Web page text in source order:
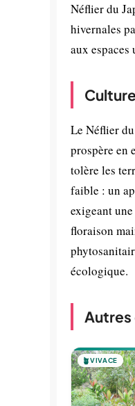
Néflier du
hivernales
aux
Le Néflier
prospère en
tolère les
faible : un
exigeant
floraison
écologique.
Autres
🪴VIVACE